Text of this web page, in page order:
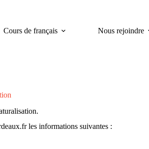
Cours de français Nous rejoindre
les informations suivantes :